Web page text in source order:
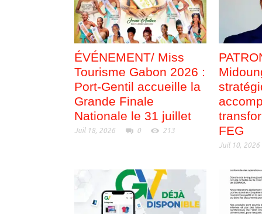
ÉVÉNEMENT/ Miss
Tourisme Gabon 2026 :
Port-Gentil accueille la
Grande Finale
Nationale le 31 juillet
Juil 18, 2026 0 213
FEG
Juil 10, 2026